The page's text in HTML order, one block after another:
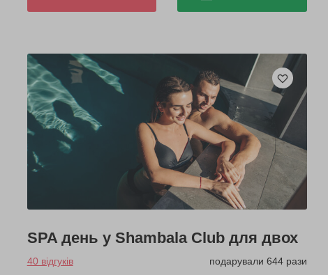
SPA день у Shambala Club для двох
40 відгуків
подарували 644 рази